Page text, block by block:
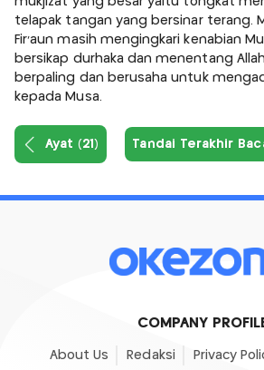
telapak tangan yang bersinar terang.
Fir'aun masih mengingkari kenabian
bersikap durhaka dan menentang
berpaling dan berusaha untuk
kepada Musa.
Ayat (21) Tandai Terakhir
COMPANY
About Us Redaksi Privacy